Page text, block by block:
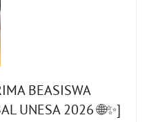
BEASISWA
UNESA 2026 🌐✨]